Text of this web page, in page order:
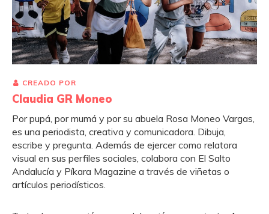
CREADO POR
Claudia GR Moneo
Por pupá, por mumá y por su abuela Rosa Moneo Vargas,
es una periodista, creativa y comunicadora. Dibuja,
escribe y pregunta. Además de ejercer como relatora
visual en sus perfiles sociales, colabora con El Salto
Andalucía y Píkara Magazine a través de viñetas o
artículos periodísticos.